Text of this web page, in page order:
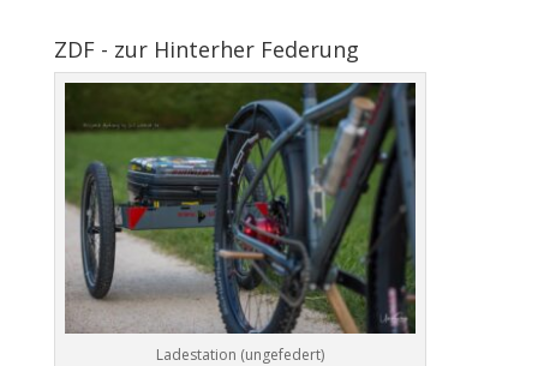
ZDF - zur Hinterher Federung
Ladestation (ungefedert)